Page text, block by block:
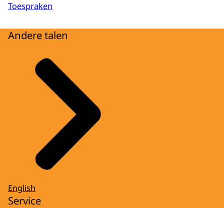
Toespraken
Andere talen
English
Service